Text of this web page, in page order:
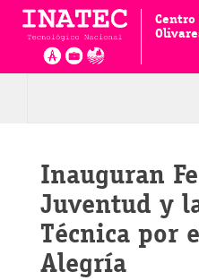
Centro
Inauguran
Juventud y
Técnica por
Alegría